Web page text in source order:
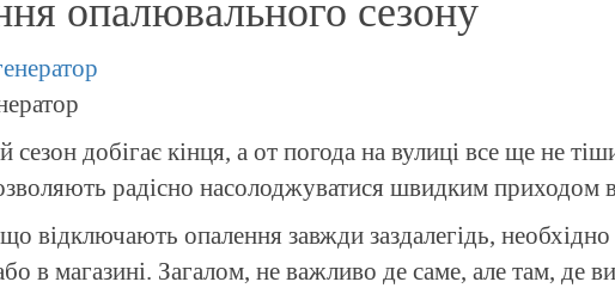
опалювального сезону
добігає кінця, а от погода на вулиці все ще не
радісно насолоджуватися швидким приходом
відключають опалення завжди заздалегідь,
в магазині. Загалом, не важливо де саме, але там, де